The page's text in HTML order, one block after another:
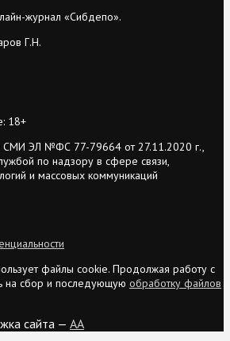
журнал «Сибдепо».
Г.Н.
18+
СМИ ЭЛ №ФС 77-79664 от 27.11.2020 г.,
по надзору в сфере связи,
и массовых коммуникаций
файлы cookie. Продолжая работу с
на сбор и последующую обработку файлов
сайта — AA